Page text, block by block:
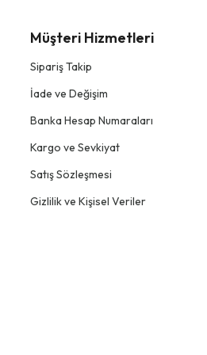
Müşteri Hizmetleri
Sipariş Takip
İade ve Değişim
Banka Hesap Numaraları
Kargo ve Sevkiyat
Satış Sözleşmesi
Gizlilik ve Kişisel Veriler